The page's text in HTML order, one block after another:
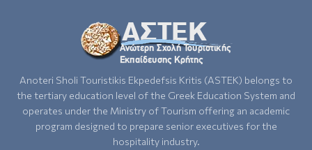
Anoteri Sholi Touristikis Ekpedefsis Kritis (ASTEK) belongs to
the tertiary education level of the Greek Education System and
operates under the Ministry of Tourism offering an academic
program designed to prepare senior executives for the
hospitality industry.